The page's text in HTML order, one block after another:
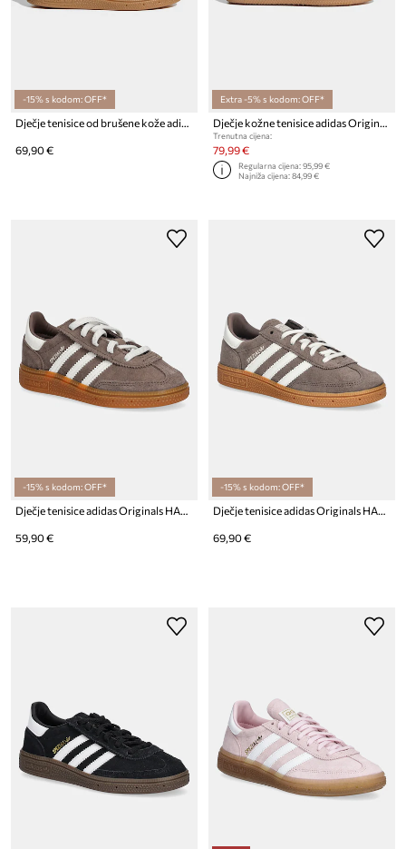
-15% s kodom: OFF*
69,90 €
Extra -5% s kodom: OFF*
Trenutna cijena:
79,99 €
Regularna cijena:95,99 €
Najniža cijena:84,99 €
-15% s kodom: OFF*
Dječje tenisice adidas Originals HANDBALL SPEZIAL CF EL
59,90 €
-15% s kodom: OFF*
Dječje tenisice adidas Originals HANDBALL SPEZIAL
69,90 €